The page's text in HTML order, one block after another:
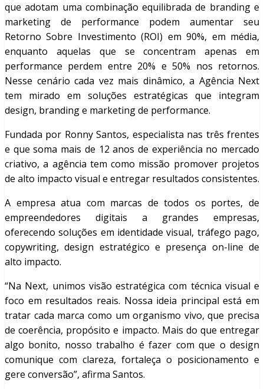
que adotam uma combinação equilibrada de branding e
marketing de performance podem aumentar seu
Retorno Sobre Investimento (ROI) em 90%, em média,
enquanto aquelas que se concentram apenas em
performance perdem entre 20% e 50% nos retornos.
Nesse cenário cada vez mais dinâmico, a Agência Next
tem mirado em soluções estratégicas que integram
design, branding e marketing de performance.
Fundada por Ronny Santos, especialista nas três frentes
e que soma mais de 12 anos de experiência no mercado
criativo, a agência tem como missão promover projetos
de alto impacto visual e entregar resultados consistentes.
A empresa atua com marcas de todos os portes, de
empreendedores digitais a grandes empresas,
oferecendo soluções em identidade visual, tráfego pago,
copywriting, design estratégico e presença on-line de
alto impacto.
“Na Next, unimos visão estratégica com técnica visual e
foco em resultados reais. Nossa ideia principal está em
tratar cada marca como um organismo vivo, que precisa
de coerência, propósito e impacto. Mais do que entregar
algo bonito, nosso trabalho é fazer com que o design
comunique com clareza, fortaleça o posicionamento e
gere conversão”, afirma Santos.